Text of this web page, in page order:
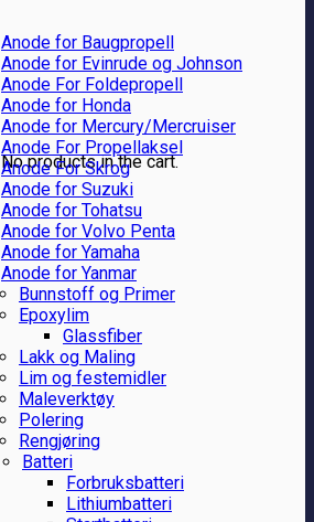
No products in the cart.
Anode for Baugpropell
Anode for Evinrude og Johnson
Anode For Foldepropell
Anode for Honda
Anode for Mercury/Mercruiser
Anode For Propellaksel
Anode For Skrog
Anode for Suzuki
Anode for Tohatsu
Anode for Volvo Penta
Anode for Yamaha
Anode for Yanmar
Bunnstoff og Primer
Epoxylim
Glassfiber
Lakk og Maling
Lim og festemidler
Maleverktøy
Polering
Rengjøring
Batteri
Forbruksbatteri
Lithiumbatteri